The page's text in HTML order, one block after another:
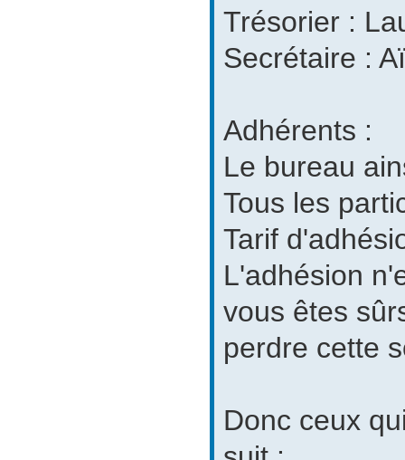
Trésorier :
Secrétaire :
Adhérents :
Le bureau
Tous les
Tarif
L'adhésion
vous êtes
perdre cette
Donc ceux